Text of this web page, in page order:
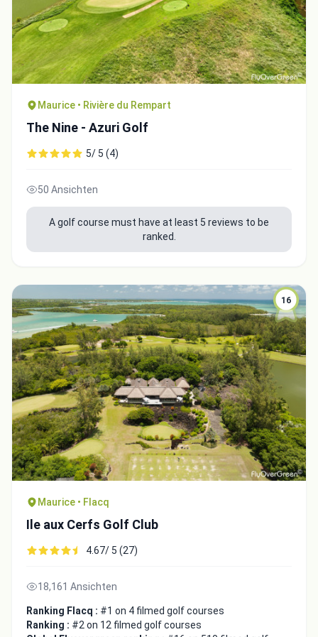
Maurice • Rivière du Rempart
The Nine - Azuri Golf
5/ 5 (4)
50 Ansichten
A golf course must have at least 5 reviews to be
ranked.
16
Maurice • Flacq
Ile aux Cerfs Golf Club
4.67/ 5 (27)
18,161 Ansichten
Ranking Flacq : #1 on 4 filmed golf courses
Ranking : #2 on 12 filmed golf courses